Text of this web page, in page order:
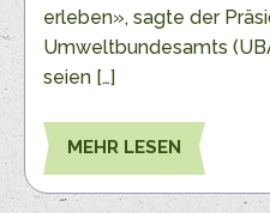
erleben», sagte der
Umweltbundesamts
seien […]
MEHR LESEN